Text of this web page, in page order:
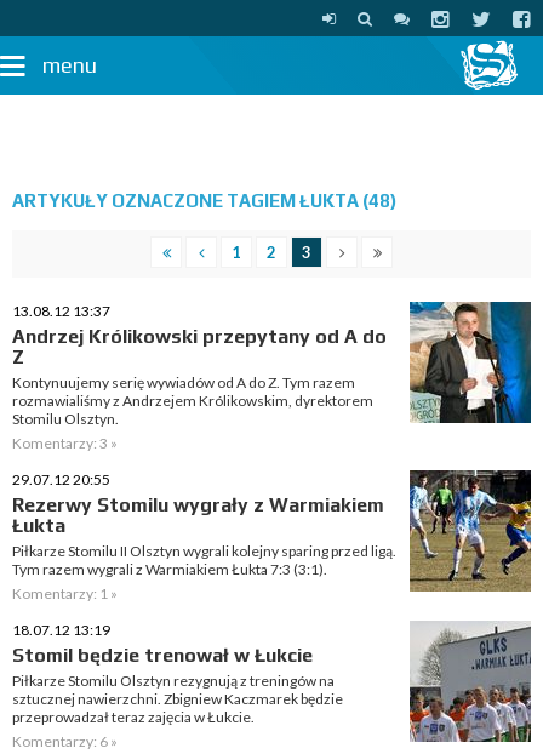
menu
ARTYKUŁY OZNACZONE TAGIEM ŁUKTA (48)
1 2 3
13.08.12 13:37
Andrzej Królikowski przepytany od A do
Z
Kontynuujemy serię wywiadów od A do Z. Tym razem
rozmawialiśmy z Andrzejem Królikowskim, dyrektorem
Stomilu Olsztyn.
Komentarzy: 3 »
29.07.12 20:55
Rezerwy Stomilu wygrały z Warmiakiem
Łukta
Piłkarze Stomilu II Olsztyn wygrali kolejny sparing przed ligą.
Tym razem wygrali z Warmiakiem Łukta 7:3 (3:1).
Komentarzy: 1 »
18.07.12 13:19
Stomil będzie trenował w Łukcie
Piłkarze Stomilu Olsztyn rezygnują z treningów na
sztucznej nawierzchni. Zbigniew Kaczmarek będzie
przeprowadzał teraz zajęcia w Łukcie.
Komentarzy: 6 »